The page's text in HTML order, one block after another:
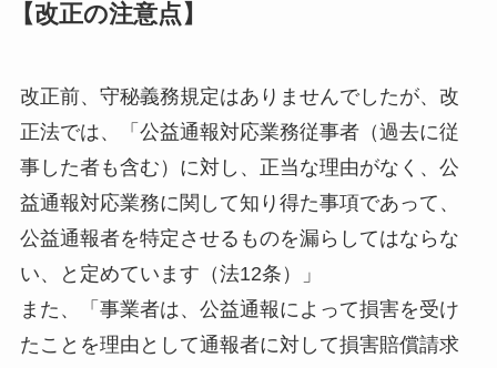
【改正の注意点】
改正前、守秘義務規定はありませんでしたが、改
正法では、「公益通報対応業務従事者（過去に従
事した者も含む）に対し、正当な理由がなく、公
益通報対応業務に関して知り得た事項であって、
公益通報者を特定させるものを漏らしてはならな
い、と定めています（法12条）」
また、「事業者は、公益通報によって損害を受け
たことを理由として通報者に対して損害賠償請求